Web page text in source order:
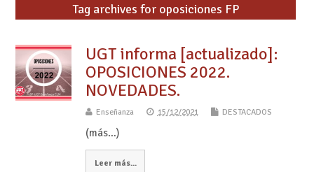
Tag archives for oposiciones FP
UGT informa [actualizado]:
OPOSICIONES 2022.
NOVEDADES.
Enseñanza 15/12/2021 DESTACADOS
(más…)
Leer más...